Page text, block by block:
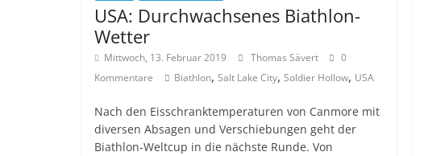
USA: Durchwachsenes Biathlon-
Wetter
Mittwoch, 13. Februar 2019 Thomas Sävert
0
Kommentare
Biathlon, Salt Lake City, Soldier Hollow, USA
Nach den Eisschranktemperaturen von Canmore mit
diversen Absagen und Verschiebungen geht der
Biathlon-Weltcup in die nächste Runde. Von